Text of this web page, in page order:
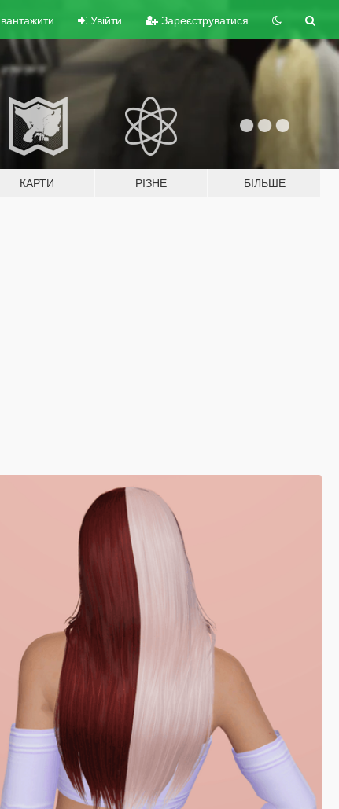
Увійти Зареєструватися
КАРТИ РІЗНЕ БІЛЬШЕ